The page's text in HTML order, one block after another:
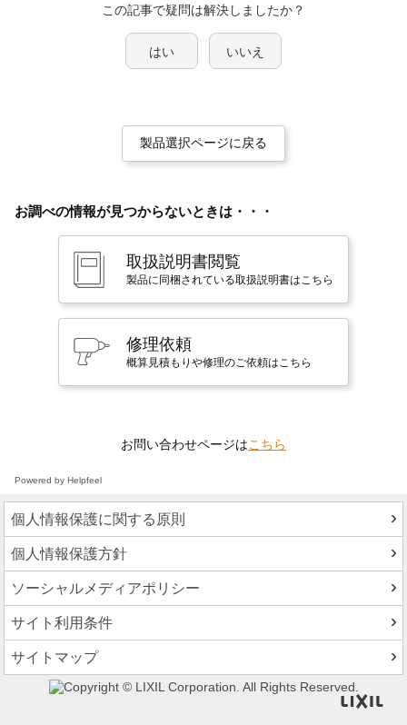
この記事で疑問は解決しましたか？
はい いいえ
製品選択ページに戻る
お調べの情報が見つからないときは・・・
取扱説明書閲覧
製品に同梱されている取扱説明書はこちら
修理依頼
概算見積もりや修理のご依頼はこちら
お問い合わせページはこちら
Powered by Helpfeel
個人情報保護に関する原則
個人情報保護方針
ソーシャルメディアポリシー
サイト利用条件
サイトマップ